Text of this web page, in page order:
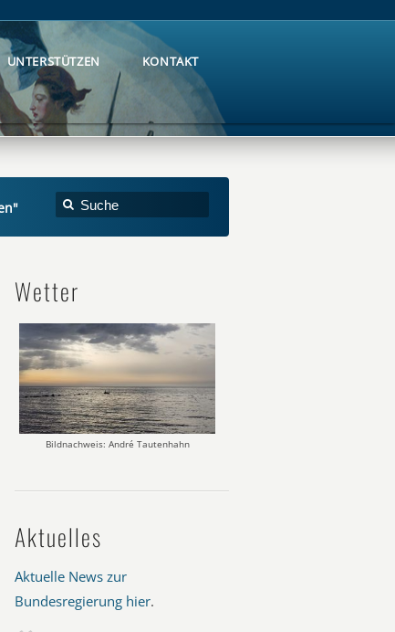
UNTERSTÜTZEN KONTAKT
Wetter
Bildnachweis: André Tautenhahn
Aktuelles
Aktuelle News zur
Bundesregierung hier.
UNTERSTÜTZEN KONTAKT